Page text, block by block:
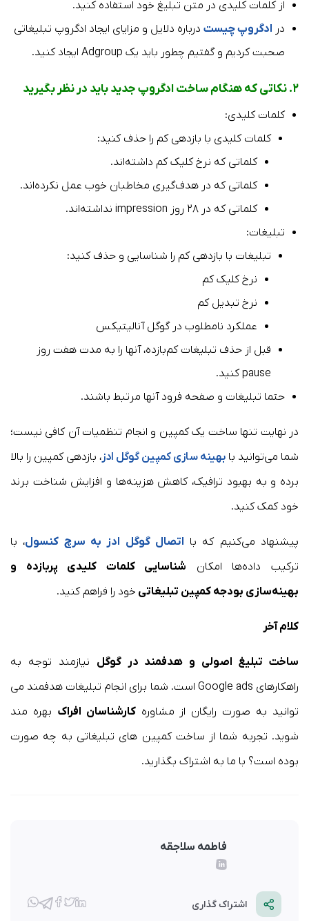
از کلمات کلیدی در متن تبلیغ خود استفاده کنید.
در ادگروپ چیست درباره دلایل و مزایای ایجاد ادگروپ تبلیغاتی
صحبت کردیم و گفتیم چطور باید یک Adgroup ایجاد کنید.
۲. نکاتی که هنگام ساخت ادگروپ جدید باید در نظر بگیرید
کلمات کلیدی:
کلمات کلیدی با بازدهی کم را حذف کنید:
کلماتی که نرخ کلیک کم داشته‌اند.
کلماتی که در هدف‌گیری مخاطبان خوب عمل نکرده‌اند.
کلماتی که در ۲۸ روز impression نداشته‌اند.
تبلیغات:
تبلیغات با بازدهی کم را شناسایی و حذف کنید:
نرخ کلیک کم
نرخ تبدیل کم
عملکرد نامطلوب در گوگل آنالیتیکس
قبل از حذف تبلیغات کم‌بازده، آنها را به مدت هفت روز
pause کنید.
حتما تبلیغات و صفحه فرود آنها مرتبط باشند.
در نهایت تنها ساخت یک کمپین و انجام تنظمیات آن کافی نیست؛
شما می‌توانید با بهینه سازی کمپین گوگل ادز، بازدهی کمپین را بالا
برده و به بهبود ترافیک، کاهش هزینه‌ها و افزایش شناخت برند
خود کمک کنید.
پیشنهاد می‌کنیم که با اتصال گوگل ادز به سرچ کنسول، با
ترکیب داده‌ها امکان شناسایی کلمات کلیدی پربازده و
بهینه‌سازی بودجه کمپین تبلیغاتی خود را فراهم کنید.
کلام آخر
ساخت تبلیغ اصولی و هدفمند در گوگل نیازمند توجه به
راهکارهای Google ads است. شما برای انجام تبلیغات هدفمند می
توانید به صورت رایگان از مشاورهکارشناسان افراک بهره مند
شوید. تجربه شما از ساخت کمپین های تبلیغاتی به چه صورت
بوده است؟ با ما به اشتراک بگذارید.
فاطمه سلاجقه
اشتراک گذاری